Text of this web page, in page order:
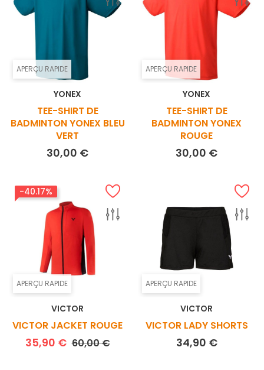
APERÇU RAPIDE
YONEX
TEE-SHIRT DE
BADMINTON YONEX BLEU
VERT
30,00 €Prix
APERÇU RAPIDE
YONEX
TEE-SHIRT DE
BADMINTON YONEX
ROUGE
30,00 €Prix
APERÇU RAPIDE
-40.17%
VICTOR
VICTOR JACKET ROUGE
35,90 € Prix de base
60,00 €Prix
APERÇU RAPIDE
VICTOR
VICTOR LADY SHORTS
34,90 €Prix